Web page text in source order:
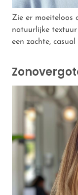
Zie er moeiteloos
natuurlijke
een zachte,